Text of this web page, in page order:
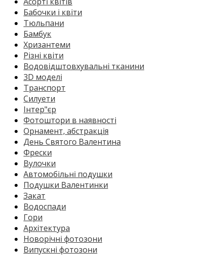
Бабочки і квіти
Тюльпани
Бамбук
Хризантеми
Різні квіти
Водовідштовхувальні тканини
3D моделі
Транспорт
Силуети
Інтер"єр
Фотоштори в наявності
Орнамент, абстракція
День Святого Валентина
Фрески
Вулочки
Автомобільні подушки
Подушки Валентинки
Закат
Водоспади
Гори
Архітектура
Новорічні фотозони
Випускні фотозони